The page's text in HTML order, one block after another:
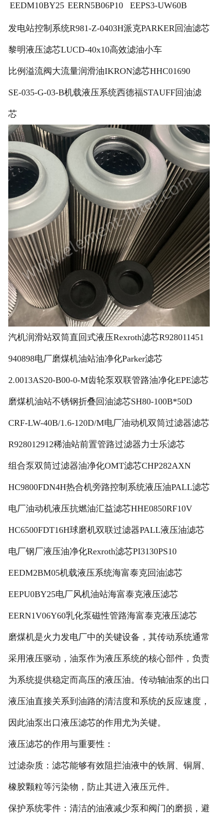
EEDM10BY25 EERN5B06P10 EEPS3-UW60B
发电站控制系统R981-Z-0403H派克PARKER回油滤芯
黎明液压滤芯LUCD-40x10高效滤油小车
比例溢流阀大流量润滑油IKRON滤芯HHC01690
SE-035-G-03-B机载液压系统西德福STAUFF回油滤
芯
汽机润滑站双筒直回式液压Rexroth滤芯R928011451
940898电厂磨煤机油站油净化Parker滤芯
2.0013AS20-B00-0-M齿轮泵双联管路油净化EPE滤芯
磨煤机油站不锈钢折叠回油滤芯SH80-100B*50D
CRF-LW-40B/1.6-120D/M电厂油动机双筒过滤器滤芯
R928012912稀油站前置管路过滤器力士乐滤芯
组合泵双筒过滤器油净化OMT滤芯CHP282AXN
HC9800FDN4H热合机旁路控制系统液压油PALL滤芯
电厂油动机液压抗燃油汇益滤芯HHE0850RF10V
HC6500FDT16H球磨机双联过滤器PALL液压油滤芯
电厂钢厂液压油净化Rexroth滤芯PI3130PS10
EEDM2BM05机载液压系统海富泰克回油滤芯
EEPU0BY25电厂风机油站海富泰克液压滤芯
EERN1V06Y60乳化泵磁性管路海富泰克液压滤芯
磨煤机是火力发电厂中的关键设备，其传动系统通常
采用液压驱动，油泵作为液压系统的核心部件，负责
为系统提供稳定而高压的液压油。传动轴油泵的出口
液压油直接关系到油路的清洁度和系统的反应速度，
因此油泵出口液压滤芯的作用尤为关键。
液压滤芯的作用与重要性：
过滤杂质：滤芯能够有效阻拦油液中的铁屑、铜屑、
橡胶颗粒等污染物，防止其进入液压元件。
保护系统零件：清洁的油液减少泵和阀门的磨损，避